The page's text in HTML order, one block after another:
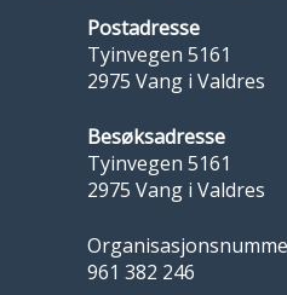
Postadresse
Tyinvegen 5161
2975 Vang i Valdres
Besøksadresse
Tyinvegen 5161
2975 Vang i Valdres
961 382 246